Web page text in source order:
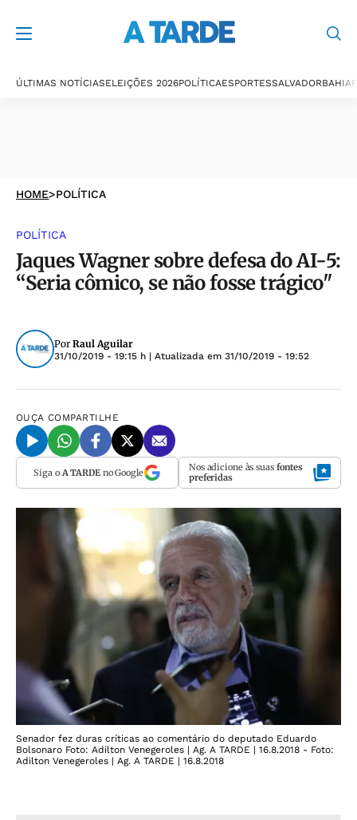
ÚLTIMAS NOTÍCIASELEIÇÕES 2026POLÍTICAESPORTESSALVADORBAHIA
HOME>POLÍTICA
POLÍTICA
Jaques Wagner sobre defesa do AI-5:
“Seria cômico, se não fosse trágico"
Por Raul Aguilar
31/10/2019 - 19:15 h | Atualizada em 31/10/2019 - 19:52
OUÇA COMPARTILHE
Siga o A TARDEno Google Nos adicione às suas fontes
preferidas
Senador fez duras críticas ao comentário do deputado Eduardo
Bolsonaro Foto: Adilton Venegeroles | Ag. A TARDE | 16.8.2018 - Foto:
Adilton Venegeroles | Ag. A TARDE | 16.8.2018